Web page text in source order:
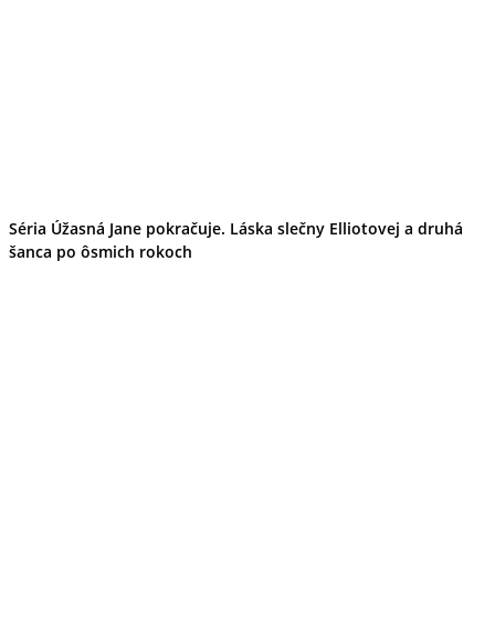
Séria Úžasná Jane pokračuje. Láska slečny Elliotovej a druhá
šanca po ôsmich rokoch